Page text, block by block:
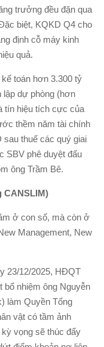
trưởng đều đặn qua
biệt, KQKD Q4 cho
định cỗ máy kinh
quả.
toán hơn 3.300 tỷ
lập dự phòng (hơn
tín hiệu tích cực của
thềm năm tài chính
thuế các quý giai
SBV phê duyệt đấu
ông Trầm Bê.
CANSLIM)
ở con số, mà còn ở
Management, New
23/12/2025, HĐQT
bổ nhiệm ông Nguyễn
làm Quyền Tổng
vật có tầm ảnh
vọng sẽ thúc đẩy